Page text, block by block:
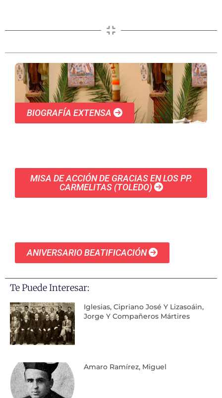
BIOGRAFÍA EXTENSA
MISA DE ACCIÓN DE GRACIAS EN LOS PP.
CARMELITAS (TOLEDO)
ANIVERSARIO BEATIFICACIÓN
Te Puede Interesar:
Iglesias, Cipriano José Y Lizasoáin,
Jorge Y Compañeros Mártires
Amaro Ramírez, Miguel